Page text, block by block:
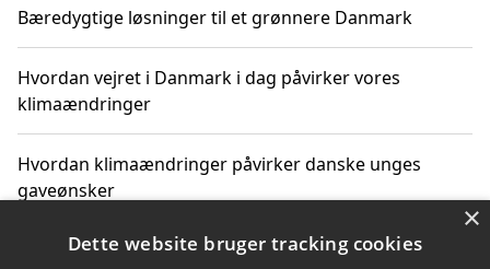
Bæredygtige løsninger til et grønnere Danmark
Hvordan vejret i Danmark i dag påvirker vores
klimaændringer
Hvordan klimaændringer påvirker danske unges
gaveønsker
×
Dette website bruger tracking cookies